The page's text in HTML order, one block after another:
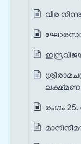
വീര
രംഗം